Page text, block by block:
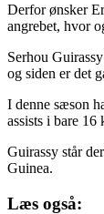
Derfor ønsker
angrebet, hvor
Serhou
og siden er det
I denne sæson
assists i bare
Guirassy står
Guinea.
Læs også: